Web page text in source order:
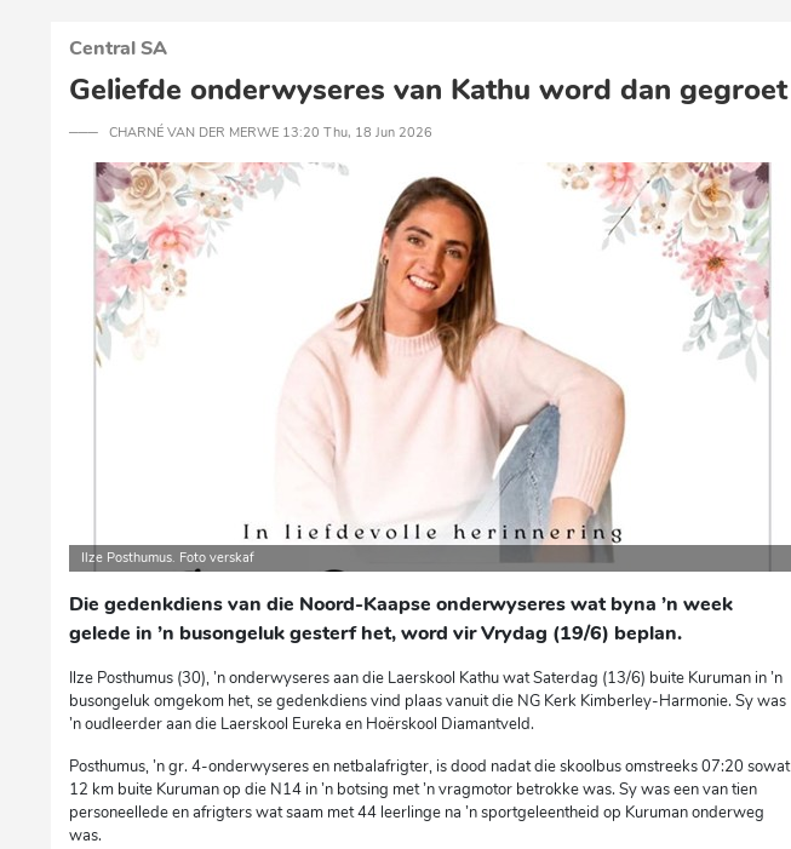
Central SA
Geliefde onderwyseres van Kathu word dan gegroet
─── CHARNÉ VAN DER MERWE 13:20 Thu, 18 Jun 2026
Ilze Posthumus. Foto verskaf
Die gedenkdiens van die Noord-Kaapse onderwyseres wat byna ’n week
gelede in ’n busongeluk gesterf het, word vir Vrydag (19/6) beplan.
Ilze Posthumus (30), ’n onderwyseres aan die Laerskool Kathu wat Saterdag (13/6) buite Kuruman in ’n
busongeluk omgekom het, se gedenkdiens vind plaas vanuit die NG Kerk Kimberley-Harmonie. Sy was
’n oudleerder aan die Laerskool Eureka en Hoërskool Diamantveld.
Posthumus, ’n gr. 4-onderwyseres en netbalafrigter, is dood nadat die skoolbus omstreeks 07:20 sowat
12 km buite Kuruman op die N14 in ’n botsing met ’n vragmotor betrokke was. Sy was een van tien
personeellede en afrigters wat saam met 44 leerlinge na ’n sportgeleentheid op Kuruman onderweg
was.